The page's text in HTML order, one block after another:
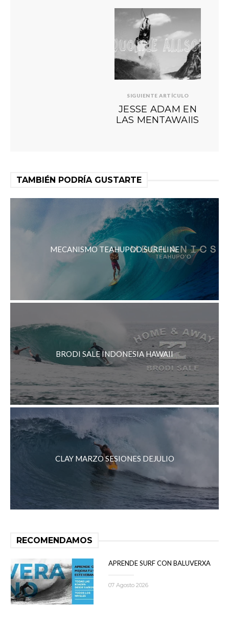
SIGUIENTE ARTÍCULO
JESSE ADAM EN
LAS MENTAWAIIS
TAMBIÉN PODRÍA GUSTARTE
MECANISMO TEAHUPOO SURFLINE
BRODI SALE INDONESIA HAWAII
CLAY MARZO SESIONES DEJULIO
RECOMENDAMOS
APRENDE SURF CON BALUVERXA
07 Agosto 2026